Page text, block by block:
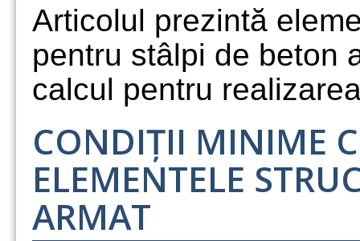
Articolul prezintă
pentru stâlpi de beton
calcul pentru
CONDIȚII MINIME
ELEMENTELE
ARMAT